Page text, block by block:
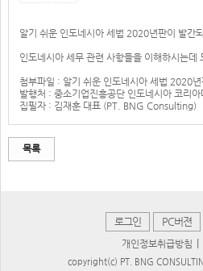
알기 쉬운 인도네시아 세법 2020년판이 발간
인도네시아 세무 관련 사항들을 이해하시는데
첨부파일 : 알기 쉬운 인도네시아 세법 2020년
발행처 : 중소기업진흥공단 인도네시아 코리아
집필자 : 김재훈 대표 (PT. BNG Consulting)
목록
로그인 PC버젼
개인정보취급방침
copyright(c) PT. BNG